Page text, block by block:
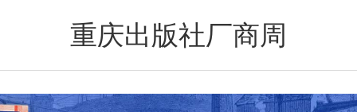
重庆出版社厂商周